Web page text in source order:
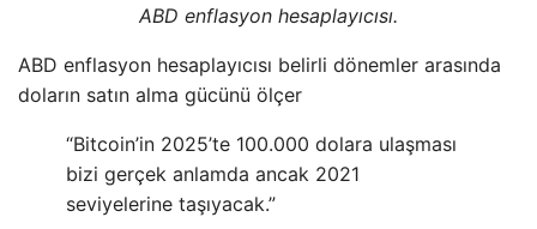
ABD enflasyon hesaplayıcısı.
ABD enflasyon hesaplayıcısı belirli dönemler arasında
doların satın alma gücünü ölçer
“Bitcoin’in 2025’te 100.000 dolara ulaşması
bizi gerçek anlamda ancak 2021
seviyelerine taşıyacak.”